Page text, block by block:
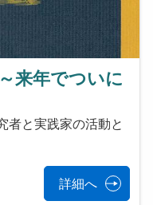
来年でついに
者と実践家の活動と
詳細へ